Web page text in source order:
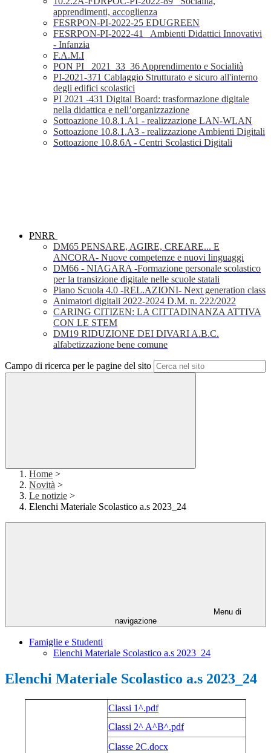
apprendimenti, accoglienza
FESRPON-PI-2022-25 EDUGREEN
FESRPON-PI-2022-41_ Ambienti Didattici Innovativi
- Infanzia
F.A.M.I
PON PI_ 2021_33_36 Apprendimento e Socialità
PI-2021-371 Cablaggio Strutturato e sicuro all'interno
degli edifici scolastici
PI 2021 -431 Digital Board: trasformazione digitale
nella didattica e nell’organizzazione
Sottoazione 10.8.1.A1 - realizzazione LAN-WLAN
Sottoazione 10.8.1.A3 - realizzazione Ambienti Digitali
Sottoazione 10.8.6A - Centri Scolastici Digitali
PNRR
DM65 PENSARE, AGIRE, CREARE... E
ANCORA- Nuove competenze e nuovi linguaggi
DM66 - NIAGARA -Formazione personale scolastico
per la transizione digitale nelle scuole statali
Piano Scuola 4.0 -REL.AZIONI- Next generation class
Animatori digitali 2022-2024 D.M. n. 222/2022
CARING CITIZEN: LA CITTADINANZA ATTIVA
CON LE STEM
DM19 RIDUZIONE DEI DIVARI A.B.C.
alfabetizzazione bene comune
Campo di ricerca per le pagine del sito
Home >
Novità >
Le notizie >
Elenchi Materiale Scolastico a.s 2023_24
Menu di
navigazione
Famiglie e Studenti
Elenchi Materiale Scolastico a.s 2023_24
Elenchi Materiale Scolastico a.s 2023_24
Classi 1^.pdf
Classi 2^ A^B^.pdf
Classe 2C.docx